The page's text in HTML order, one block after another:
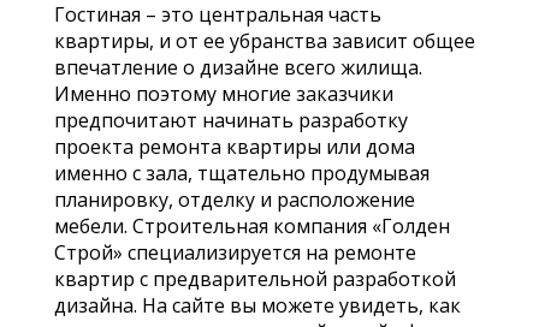
Гостиная – это центральная часть
квартиры, и от ее убранства зависит общее
впечатление о дизайне всего жилища.
Именно поэтому многие заказчики
предпочитают начинать разработку
проекта ремонта квартиры или дома
именно с зала, тщательно продумывая
планировку, отделку и расположение
мебели. Строительная компания «Голден
Строй» специализируется на ремонте
квартир с предварительной разработкой
дизайна. На сайте вы можете увидеть, как